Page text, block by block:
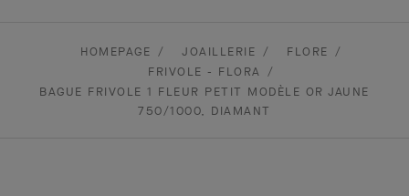
HOMEPAGE JOAILLERIE
FLORE
FRIVOLE - FLORA
BAGUE FRIVOLE 1 FLEUR PETIT MODÈLE OR JAUNE
750/1000, DIAMANT